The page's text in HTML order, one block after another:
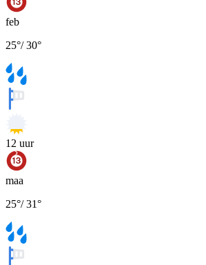
feb
25°/30°
12 uur
maa
25°/31°